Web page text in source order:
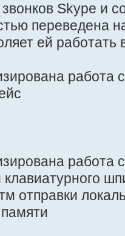
Skype и
переведена
ей
работа
работа
отправки